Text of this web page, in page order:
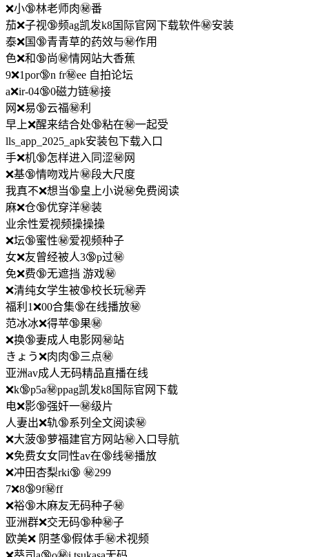
❌小🔞林老师肉㊙️番
茄❌子视🔞频ag凯发k8国际官网下载软件㊙️安装
泰❌国🔞青青草的药效与㊙️作用
色❌和🔞尚㊙️情网站大香蕉
9❌1por🔞n fr㊙️ee 自拍论坛
a❌ir-04🔞0磁力链㊙️接
网❌易🔞云福㊙️利
早上❌醒来结合处🔞粘在㊙️一起受
lls_app_2025_apk安装包下载入口
手❌机🔞怎样进入同涩㊙️网
❌基🔞情吻戏片㊙️段大尺度
我真不❌想当🔞皇上小说㊙️免费阅读
麻❌仓🔞优穿洋㊙️装
业余性爱视频操操操
❌坛🔞蜜性㊙️爱视频种子
女❌友曾经被人3🔞p过㊙️
免❌费🔞无遮挡 游戏㊙️
❌清纯女学生被🔞校长玩㊙️弄
福利1❌00合集🔞在线播放㊙️
范冰冰❌得苹🔞果㊙️
❌换🔞妻成人电影网㊙️站
きょう❌肉肉🔞三点㊙️
亚洲av成人无码精品直播在线
❌k🔞p5a㊙️ppag凯发k8国际官网下载
电❌影🔞强奸一㊙️级片
人妻出❌轨🔞系列全文阅读㊙️
❌大菠🔞萝福建官方网站㊙️入口导航
❌免费女女同性av在🔞线㊙️播放
❌冲田杏梨rki🔞 ㊙️299
7❌8🔞9f㊙️ff
❌裕🔞木麻友无码种子㊙️
亚洲群❌交无码🔞种㊙️子
欧美❌ 阴茎🔞假体手㊙️术视频